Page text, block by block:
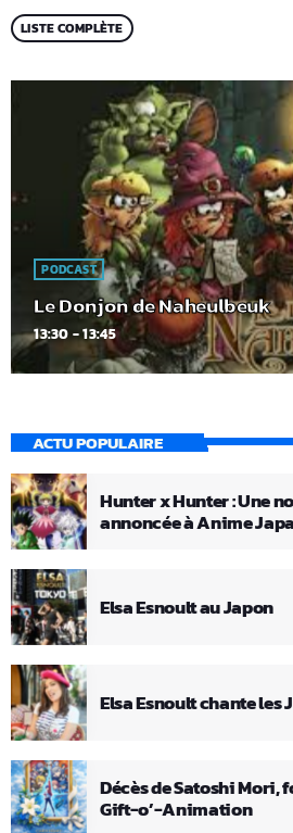
LISTE COMPLÈTE
PODCAST
Le Donjon de Naheulbeuk
13:30 - 13:45
ACTU POPULAIRE
Hunter x Hunter : Une
annoncée à Anime
Elsa Esnoult au Japon
Elsa Esnoult chante les
Décès de Satoshi
Gift-o’-Animation